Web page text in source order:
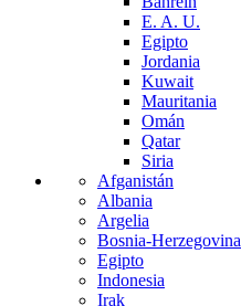
E. A. U.
Egipto
Jordania
Kuwait
Mauritania
Omán
Qatar
Siria
Afganistán
Albania
Argelia
Bosnia-Herzegovina
Egipto
Indonesia
Irak